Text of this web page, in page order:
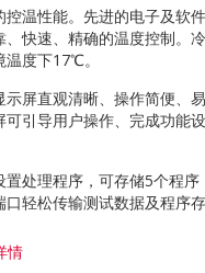
控温性能。先进的电子及软
、快速、精确的温度控制。
温度下17℃。
示屏直观清晰、操作简便、
可引导用户操作、完成功能
置处理程序，可存储5个程序
口轻松传输测试数据及程序存
情